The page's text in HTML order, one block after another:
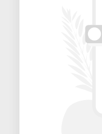
MIG
WIG-
AC/